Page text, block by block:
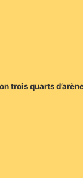
trois quarts